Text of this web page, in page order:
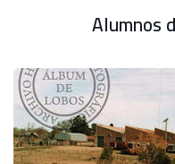
Alumnos